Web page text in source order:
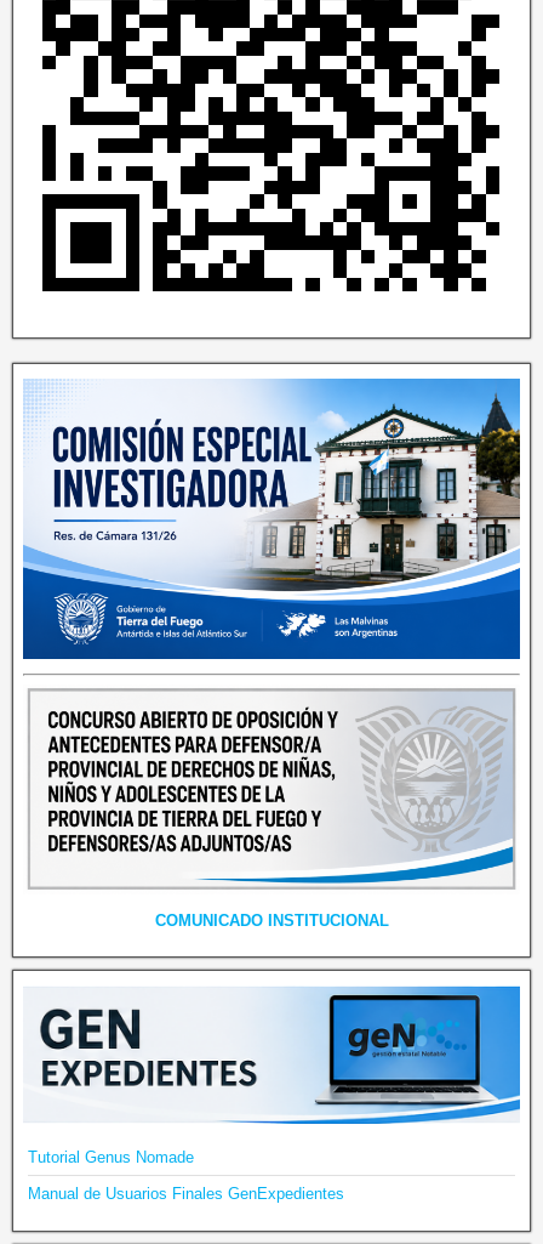
COMUNICADO INSTITUCIONAL
Tutorial Genus Nomade
Manual de Usuarios Finales GenExpedientes